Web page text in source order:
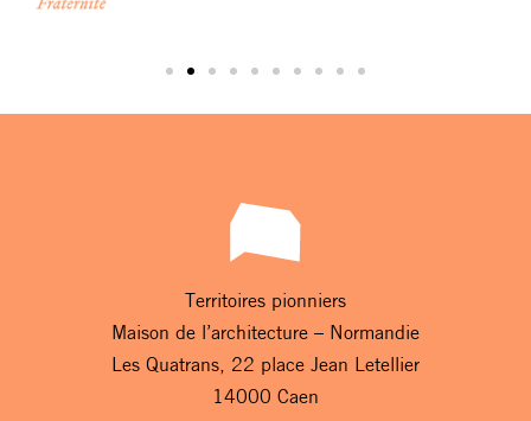
Territoires pionniers
Maison de l’architecture – Normandie
Les Quatrans, 22 place Jean Letellier
14000 Caen